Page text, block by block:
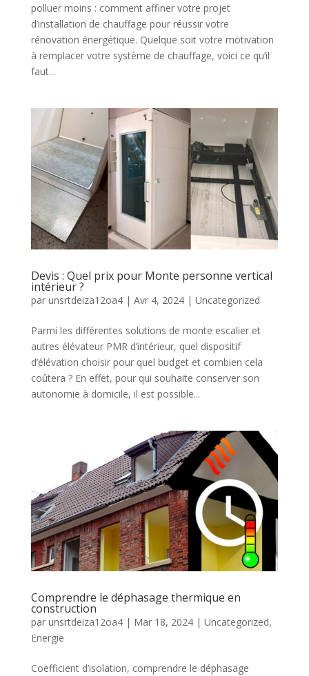
polluer moins : comment affiner votre projet
d’installation de chauffage pour réussir votre
rénovation énergétique. Quelque soit votre motivation
à remplacer votre système de chauffage, voici ce qu’il
faut...
Devis : Quel prix pour Monte personne vertical
intérieur ?
par unsrtdeiza12oa4| Avr 4, 2024| Uncategorized
Parmi les différentes solutions de monte escalier et
autres élévateur PMR d’intérieur, quel dispositif
d’élévation choisir pour quel budget et combien cela
coûtera ? En effet, pour qui souhaite conserver son
autonomie à domicile, il est possible...
Comprendre le déphasage thermique en
construction
par unsrtdeiza12oa4| Mar 18, 2024| Uncategorized,
Energie
Coefficient d’isolation, comprendre le déphasage